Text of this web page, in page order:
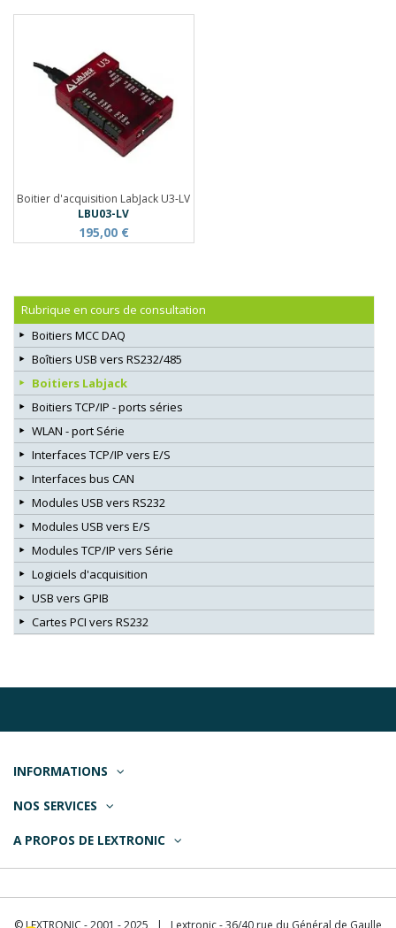
Boitier d'acquisition LabJack U3-LV
LBU03-LV
195,00 €
Rubrique en cours de consultation
Boitiers MCC DAQ
Boîtiers USB vers RS232/485
Boitiers Labjack
Boitiers TCP/IP - ports séries
WLAN - port Série
Interfaces TCP/IP vers E/S
Interfaces bus CAN
Modules USB vers RS232
Modules USB vers E/S
Modules TCP/IP vers Série
Logiciels d'acquisition
USB vers GPIB
Cartes PCI vers RS232
INFORMATIONS
NOS SERVICES
A PROPOS DE LEXTRONIC
© LEXTRONIC - 2001 - 2025 | Lextronic - 36/40 rue du Général de Gaulle